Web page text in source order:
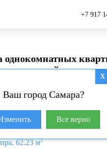
+7 917
X
Ваш город Самара?
Все верно
однокомнатных
новостройках
Фильтр
62.23 м2